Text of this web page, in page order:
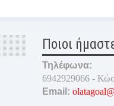
Ποιοι
Τηλέφωνα:
6942929066 -
Email: